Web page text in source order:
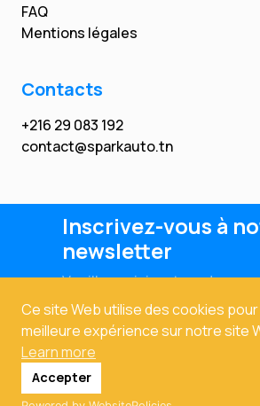
Ce site Web utilise des cookies
meilleure expérience sur notre site
Learn more
Accepter
FAQ
Mentions légales
Contacts
+216 29 083 192
contact@sparkauto.tn
Inscrivez-vous à
newsletter
Veuillez saisir votre adresse